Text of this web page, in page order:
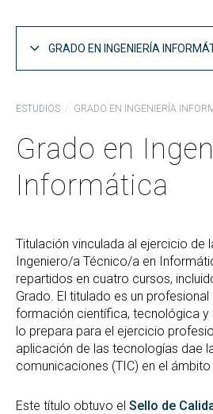
GRADO EN INGENIERÍA
Estructura del Plan de
Especialidades GREI
Competencias y objetivos
Curso Puente para la
Informes de coordinación GREI
Memoria del Título GREI
Acceso al GREI
Reconocimiento de Créditos
GREI
Suplemento Europeo al Título
ESTUDIOS GRADO EN INGENIERÍA
Grado en
Informática
Titulación vinculada al ejercicio de
Ingeniero/a Técnico/a en
repartidos en cuatro cursos,
Grado. El titulado es un
formación científica, tecnológica
lo prepara para el ejercicio
aplicación de las tecnologías dae
comunicaciones (TIC) en el
Este título obtuvo el Sello de